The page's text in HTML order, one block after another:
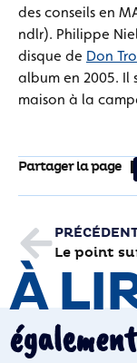
des conseils en
ndlr). Philippe
disque de Don
album en 2005. Il
maison à la
Partager la page
À
également